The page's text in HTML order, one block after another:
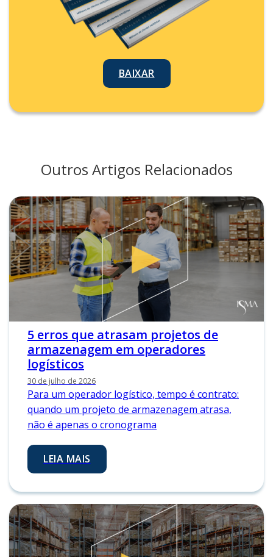
BAIXAR
Outros Artigos Relacionados
5 erros que atrasam projetos de
armazenagem em operadores
logísticos
30 de julho de 2026
Para um operador logístico, tempo é contrato:
quando um projeto de armazenagem atrasa,
não é apenas o cronograma
LEIA MAIS